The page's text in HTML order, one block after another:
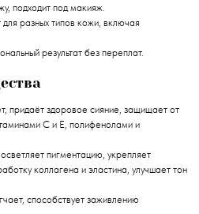
подходит под макияж.
разных типов кожи, включая
результат без переплат.
придаёт здоровое сияние, защищает от
C и E, полифенолами и
пигментацию, укрепляет
коллагена и эластина, улучшает тон
способствует заживлению